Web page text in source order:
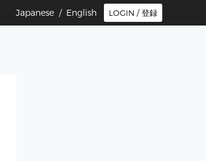
LOGIN / 登録
Japanese / English